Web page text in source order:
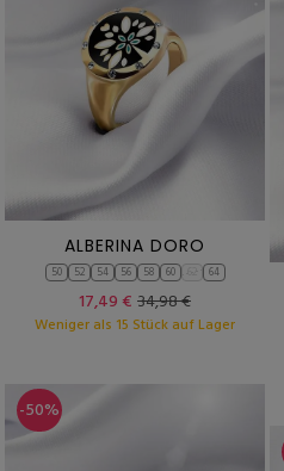
ALBERINA DORO
50 52 54 56 58 60 64
17,49 € 34,98 €
Weniger als 15 Stück auf Lager
-50%